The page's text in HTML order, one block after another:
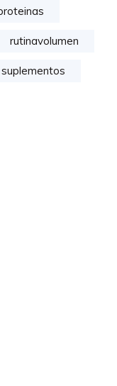
rutinavolumen
suplementos